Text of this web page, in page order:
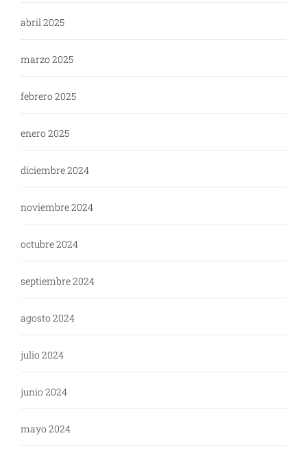
abril 2025
marzo 2025
febrero 2025
enero 2025
diciembre 2024
noviembre 2024
octubre 2024
septiembre 2024
agosto 2024
julio 2024
junio 2024
mayo 2024